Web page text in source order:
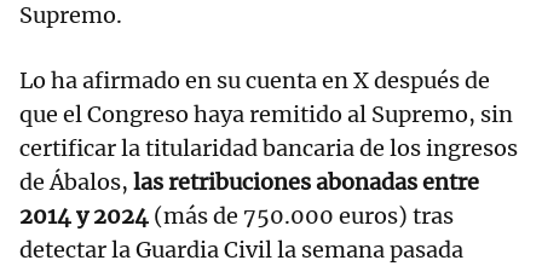
Supremo.
Lo ha afirmado en su cuenta en X después de
que el Congreso haya remitido al Supremo, sin
certificar la titularidad bancaria de los ingresos
de Ábalos, las retribuciones abonadas entre
2014 y 2024 (más de 750.000 euros) tras
detectar la Guardia Civil la semana pasada